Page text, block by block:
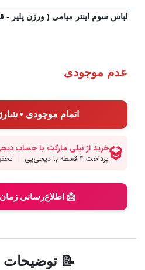
لباس سوم اینتر میامی ( ورژن پلیر -
عدم موجودی
اتمام موجودی •
📩 اطلاع‌رسانی
📝